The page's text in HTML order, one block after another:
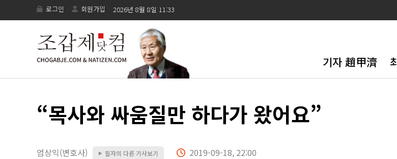
로그인 회원가입 2026년 8월 8일 11:33
기자 趙甲濟
“목사와 싸움질만 하다가 왔어요”
엄상익(변호사) ▶ 필자의 다른 기사보기 2019-09-18, 22:00